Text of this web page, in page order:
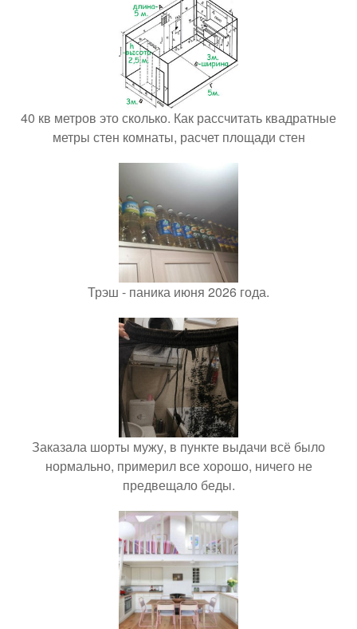
40 кв метров это сколько. Как рассчитать квадратные
метры стен комнаты, расчет площади стен
Трэш - паника июня 2026 года.
Заказала шорты мужу, в пункте выдачи всё было
нормально, примерил все хорошо, ничего не
предвещало беды.